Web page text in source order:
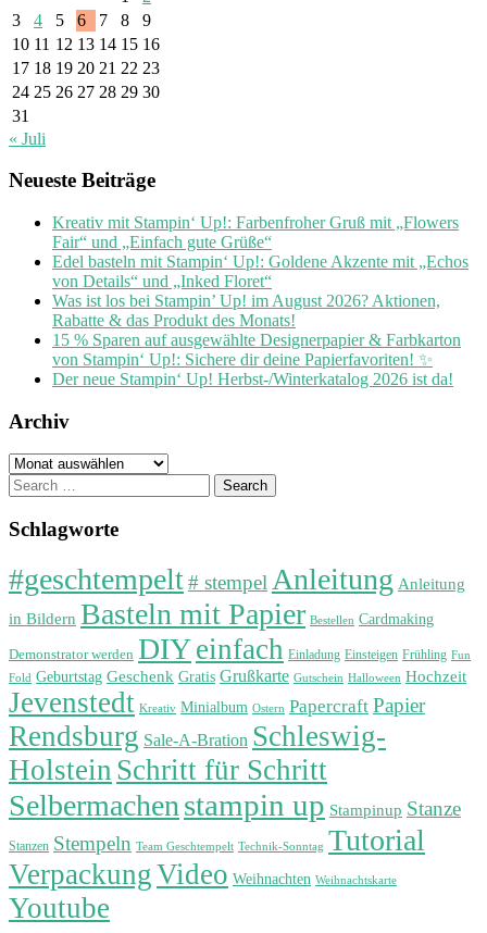
3
4 5 6 7 8
9
10 11 12 13 14 15 16
17 18 19 20 21 22 23
24 25 26 27 28 29 30
31
« Juli
Neueste Beiträge
Kreativ mit Stampin‘ Up!: Farbenfroher Gruß mit „Flowers
Fair“ und „Einfach gute Grüße“
Edel basteln mit Stampin‘ Up!: Goldene Akzente mit „Echos
von Details“ und „Inked Floret“
Was ist los bei Stampin’ Up! im August 2026? Aktionen,
Rabatte & das Produkt des Monats!
15 % Sparen auf ausgewählte Designerpapier & Farbkarton
von Stampin‘ Up!: Sichere dir deine Papierfavoriten! ✨
Der neue Stampin‘ Up! Herbst-/Winterkatalog 2026 ist da!
Archiv
Archiv
Search
for:
Schlagworte
#geschtempelt# stempel Anleitung Anleitung
in Bildern Basteln mit Papier Bestellen Cardmaking
Demonstrator werden DIYeinfach Einladung Einsteigen Frühling Fun
Fold Geburtstag Geschenk Gratis Grußkarte Gutschein Halloween Hochzeit
Jevenstedt Kreativ Minialbum Ostern Papercraft Papier
Rendsburg Sale-A-Bration Schleswig-
Holstein Schritt für Schritt
Selbermachen stampin up Stampinup Stanze
Stanzen Stempeln Team Geschtempelt Technik-Sonntag Tutorial
VerpackungVideo Weihnachten Weihnachtskarte
Youtube